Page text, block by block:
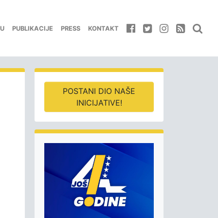
PUBLIKACIJE PRESS KONTAKT
POSTANI DIO NAŠE
INICIJATIVE!